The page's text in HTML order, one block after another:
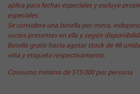
aplica para fechas especiales y excluye
especiales.
Se considera una botella por mesa,
socios presentes en ella y según
Botella gratis hasta agotar stock de 48
viña y etiqueta respectivamente.
Consumo mínimo de $15.000 por persona